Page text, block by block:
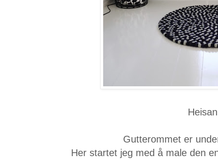
Gutterommet er
Her startet jeg med å male den